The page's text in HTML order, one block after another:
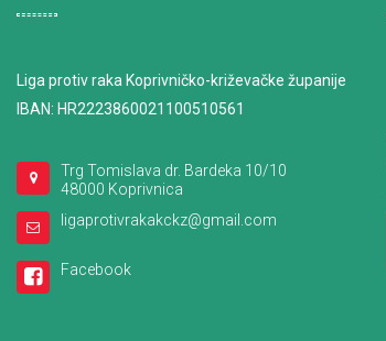
Liga protiv raka Koprivničko-križevačke županije
IBAN: HR2223860021100510561
Trg Tomislava dr. Bardeka 10/10
48000 Koprivnica
ligaprotivrakakckz@gmail.com
Facebook